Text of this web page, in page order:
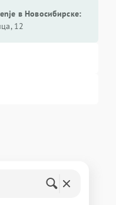
в Новосибирске:
12